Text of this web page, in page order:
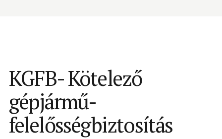
KGFB- Kötelező
gépjármű-
felelősségbiztosítás